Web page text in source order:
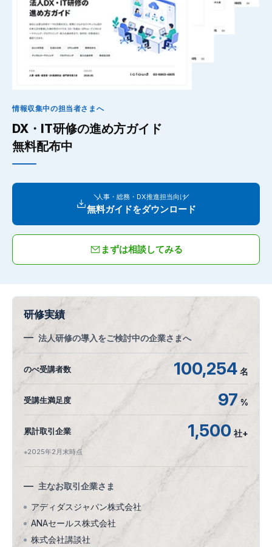
情報収集中の担当者さまへ
DX・IT研修の進め方ガイド
無料配布中
人事・総務・DX推進担当向け
無料ガイドをダウンロード
まずは相談してみる
研修実績
法人研修の導入をご検討中の企業さまへ
のべ受講者数 100,254 名
受講生満足度 97 %
累計取引企業 1,500 社+
※2025年2月末時点
主なお取引企業さま
アディダスジャパン株式会社
ANAセールス株式会社
株式会社講談社